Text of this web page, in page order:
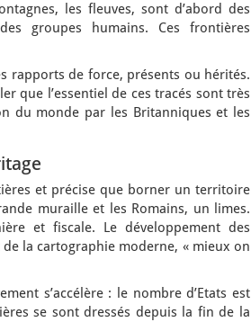
les fleuves, sont d’abord des
groupes humains. Ces frontières
rapports de force, présents ou hérités.
que l’essentiel de ces tracés sont très
du monde par les Britanniques et les
et précise que borner un territoire
muraille et les Romains, un limes.
et fiscale. Le développement des
la cartographie moderne, « mieux on
s’accélère : le nombre d’Etats est
se sont dressés depuis la fin de la